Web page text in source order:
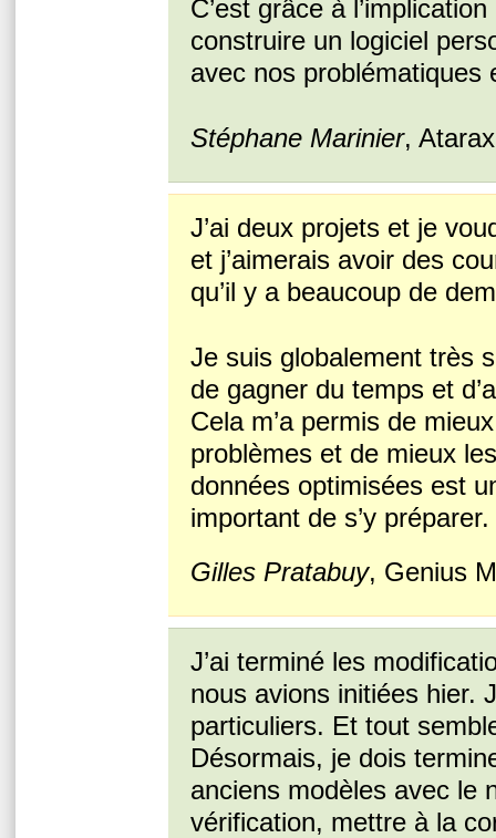
C’est grâce à
construire un logiciel
avec nos problématiques
Stéphane Marinier,
J’ai deux projets et je
et j’aimerais avoir des
qu’il y a beaucoup de
Je suis globalement très
de gagner du temps et
Cela m’a permis de
problèmes et de mieux
données optimisées est
important de s’y préparer.
Gilles Pratabuy, Genius
J’ai terminé les
nous avions initiées hier.
particuliers. Et tout
Désormais, je dois
anciens modèles avec le
vérification, mettre à la